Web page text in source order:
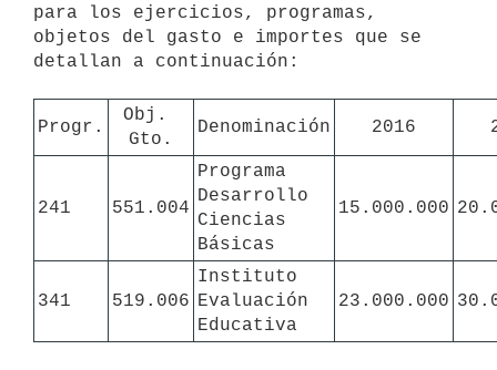
para los ejercicios, programas,
objetos del gasto e importes que se
detallan a continuación:
Progr.
Obj.
Gto.
Denominación 2016
241 551.004
Programa
Desarrollo
Ciencias
Básicas
15.000.000
341 519.006
Instituto
Evaluación
Educativa
23.000.000